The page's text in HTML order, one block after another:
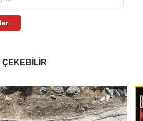
ÇEKEBILIR